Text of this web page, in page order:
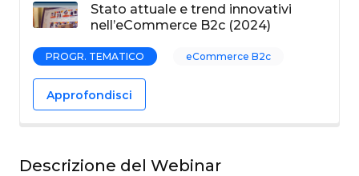
Stato attuale e trend innovativi
nell’eCommerce B2c (2024)
PROGR. TEMATICO eCommerce B2c
Approfondisci
Descrizione del Webinar